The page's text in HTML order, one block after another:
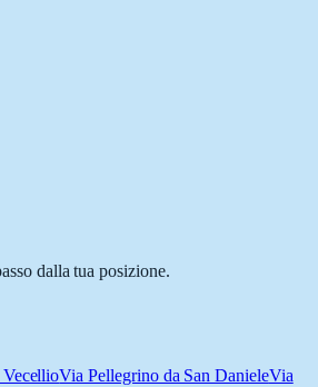
dalla tua posizione.
Via Pellegrino da San DanieleVia